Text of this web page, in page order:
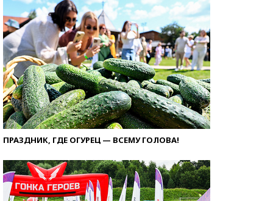
ПРАЗДНИК, ГДЕ ОГУРЕЦ — ВСЕМУ ГОЛОВА!